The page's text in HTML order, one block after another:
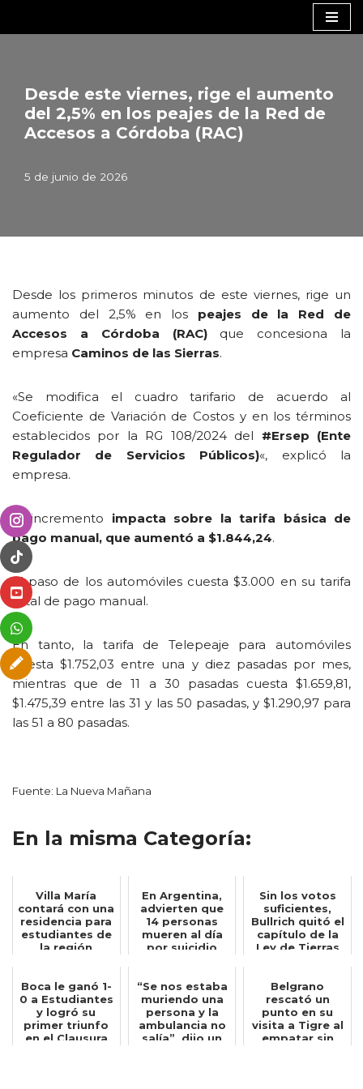
Desde este viernes, rige el aumento
del 2,5% en los peajes de la Red de
Accesos a Córdoba (RAC)
5 de junio de 2026
Desde los primeros minutos de este viernes, rige un
aumento del 2,5% en los peajes de la Red de
Accesos a Córdoba (RAC) que concesiona la
empresa Caminos de las Sierras.
«Se modifica el cuadro tarifario de acuerdo al
Coeficiente de Variación de Costos y en los términos
establecidos por la RG 108/2024 del #Ersep (Ente
Regulador de Servicios Públicos)«, explicó la
empresa.
El incremento impacta sobre la tarifa básica de
pago manual, que aumentó a $1.844,24.
El paso de los automóviles cuesta $3.000 en su tarifa
total de pago manual.
En tanto, la tarifa de Telepeaje para automóviles
cuesta $1.752,03 entre una y diez pasadas por mes,
mientras que de 11 a 30 pasadas cuesta $1.659,81,
$1.475,39 entre las 31 y las 50 pasadas, y $1.290,97 para
las 51 a 80 pasadas.
Fuente: La Nueva Mañana
En la misma Categoría:
Villa María
contará con una
residencia para
estudiantes de
la región
En Argentina,
advierten que
14 personas
mueren al día
por suicidio
Sin los votos
suficientes,
Bullrich quitó el
capítulo de la
Ley de Tierras
Boca le ganó 1-
0 a Estudiantes
y logró su
primer triunfo
en el Clausura
“Se nos estaba
muriendo una
persona y la
ambulancia no
salía”, dijo un
Belgrano
rescató un
punto en su
visita a Tigre al
empatar sin